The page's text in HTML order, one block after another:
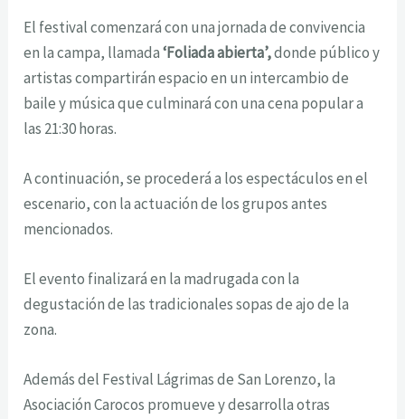
El festival comenzará con una jornada de convivencia
en la campa, llamada‘Foliada abierta’,donde público y
artistas compartirán espacio en un intercambio de
baile y música que culminará con una cena popular a
las 21:30 horas.
A continuación, se procederá a los espectáculos en el
escenario, con la actuación de los grupos antes
mencionados.
El evento finalizará en la madrugada con la
degustación de las tradicionales sopas de ajo de la
zona.
Además del Festival Lágrimas de San Lorenzo, la
Asociación Carocos promueve y desarrolla otras